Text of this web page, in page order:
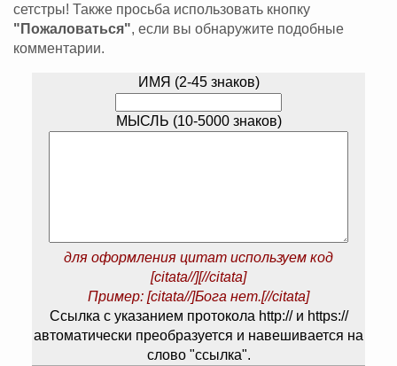
сетстры! Также просьба использовать кнопку
"Пожаловаться", если вы обнаружите подобные
комментарии.
ИМЯ (2-45 знаков)
МЫСЛЬ (10-5000 знаков)
для оформления цитат используем код
[citata//][//citata]
Пример: [citata//]Бога нет.[//citata]
Ссылка с указанием протокола http:// и https://
автоматически преобразуется и навешивается на
слово "ссылка".